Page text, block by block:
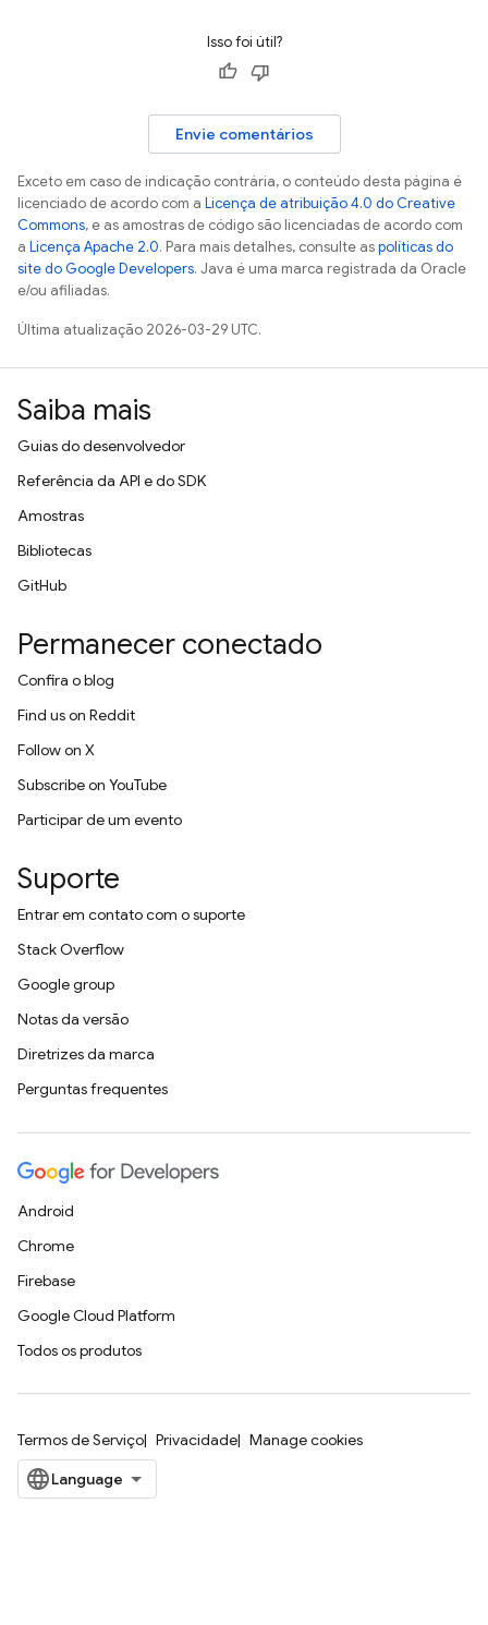
Isso foi útil?
Envie comentários
Exceto em caso de indicação contrária, o conteúdo desta página é
licenciado de acordo com a Licença de atribuição 4.0 do Creative
Commons, e as amostras de código são licenciadas de acordo com
a Licença Apache 2.0. Para mais detalhes, consulte aspolíticas do
site do Google Developers. Java é uma marca registrada da Oracle
e/ou afiliadas.
Última atualização 2026-03-29 UTC.
Saiba mais
Guias do desenvolvedor
Referência da API e do SDK
Amostras
Bibliotecas
GitHub
Permanecer conectado
Confira o blog
Find us on Reddit
Follow on X
Subscribe on YouTube
Participar de um evento
Suporte
Entrar em contato com o suporte
Stack Overflow
Google group
Notas da versão
Diretrizes da marca
Perguntas frequentes
Android
Chrome
Firebase
Google Cloud Platform
Todos os produtos
Termos de Serviço Privacidade Manage cookies